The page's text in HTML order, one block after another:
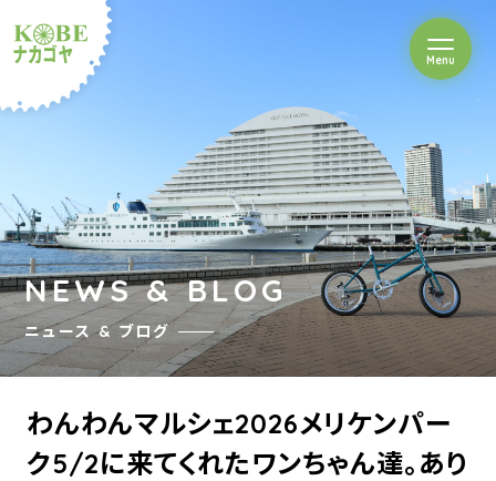
ルショップナカゴヤ
Menuを開閉
NEWS & BLOG
ニュース & ブログ
わんわんマルシェ2026メリケンパー
ク5/2に来てくれたワンちゃん達。あり